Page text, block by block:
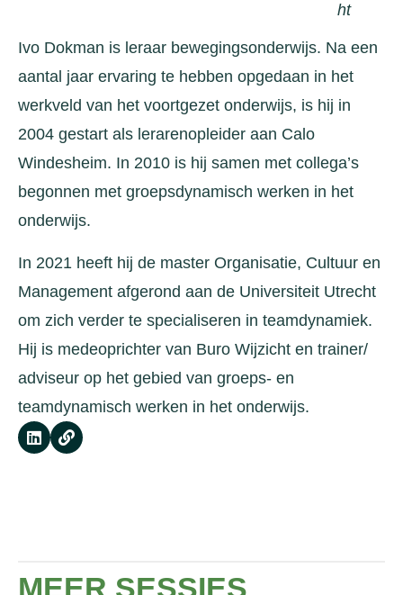
ht
Ivo Dokman is leraar bewegingsonderwijs. Na een
aantal jaar ervaring te hebben opgedaan in het
werkveld van het voortgezet onderwijs, is hij in
2004 gestart als lerarenopleider aan Calo
Windesheim. In 2010 is hij samen met collega’s
begonnen met groepsdynamisch werken in het
onderwijs.
In 2021 heeft hij de master Organisatie, Cultuur en
Management afgerond aan de Universiteit Utrecht
om zich verder te specialiseren in teamdynamiek.
Hij is medeoprichter van Buro Wijzicht en trainer/
adviseur op het gebied van groeps- en
teamdynamisch werken in het onderwijs.
MEER SESSIES